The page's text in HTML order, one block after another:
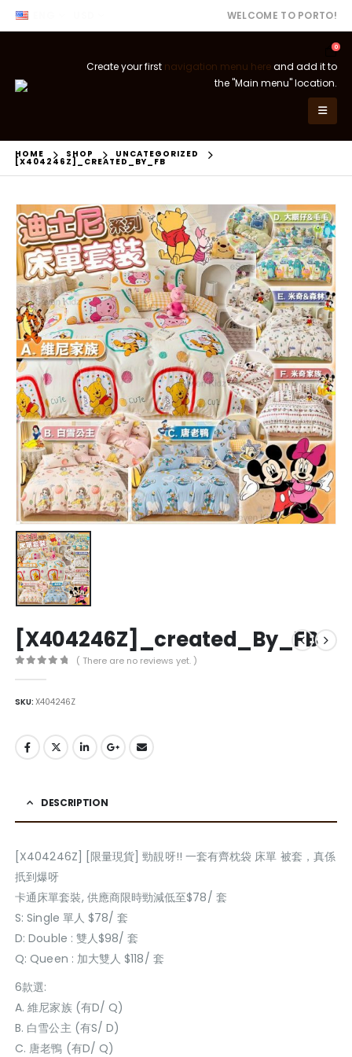
WELCOME TO PORTO!
0
Create your first navigation menu hereand add it to
the "Main menu" location.
HOME SHOP UNCATEGORIZED
[X404246Z]_CREATED_BY_FB
[X404246Z]_created_By_FB
( There are no reviews yet. )
SKU:X404246Z
DESCRIPTION
[X404246Z] [限量現貨] 勁靚呀!! 一套有齊枕袋 床單 被套，真係
扺到爆呀
卡通床單套裝, 供應商限時勁減低至$78/ 套
S: Single 單人 $78/ 套
D: Double : 雙人$98/ 套
Q: Queen : 加大雙人 $118/ 套
6款選:
A. 維尼家族 (有D/ Q)
B. 白雪公主 (有S/ D)
C. 唐老鴨 (有D/ Q)